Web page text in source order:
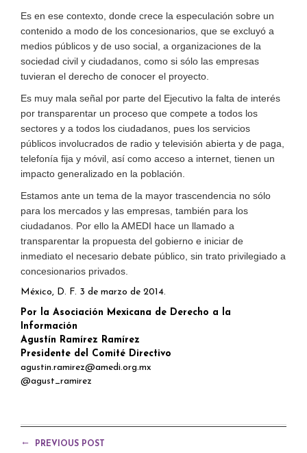
Es en ese contexto, donde crece la especulación sobre un
contenido a modo de los concesionarios, que se excluyó a
medios públicos y de uso social, a organizaciones de la
sociedad civil y ciudadanos, como si sólo las empresas
tuvieran el derecho de conocer el proyecto.
Es muy mala señal por parte del Ejecutivo la falta de interés
por transparentar un proceso que compete a todos los
sectores y a todos los ciudadanos, pues los servicios
públicos involucrados de radio y televisión abierta y de paga,
telefonía fija y móvil, así como acceso a internet, tienen un
impacto generalizado en la población.
Estamos ante un tema de la mayor trascendencia no sólo
para los mercados y las empresas, también para los
ciudadanos. Por ello la AMEDI hace un llamado a
transparentar la propuesta del gobierno e iniciar de
inmediato el necesario debate público, sin trato privilegiado a
concesionarios privados.
México, D. F. 3 de marzo de 2014.
Por la Asociación Mexicana de Derecho a la
Información
Agustín Ramírez Ramírez
Presidente del Comité Directivo
agustin.ramirez@amedi.org.mx
@agust_ramirez
← PREVIOUS POST